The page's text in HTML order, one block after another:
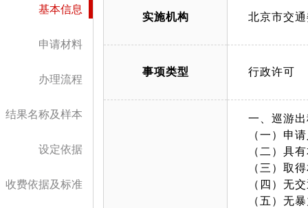
基本信息
申请材料
办理流程
结果名称及样本
设定依据
收费依据及标准
实施机构 北京市交
事项类型 行政许可
一、巡游
（一）申
（二）具
（三）取
（四）无
（五）无